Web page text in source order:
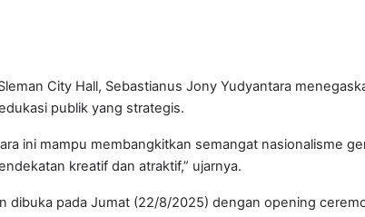
City Hall, Sebastianus Jony Yudyantara
publik yang strategis.
ini mampu membangkitkan semangat nasionalisme
kreatif dan atraktif,” ujarnya.
dibuka pada Jumat (22/8/2025) dengan opening